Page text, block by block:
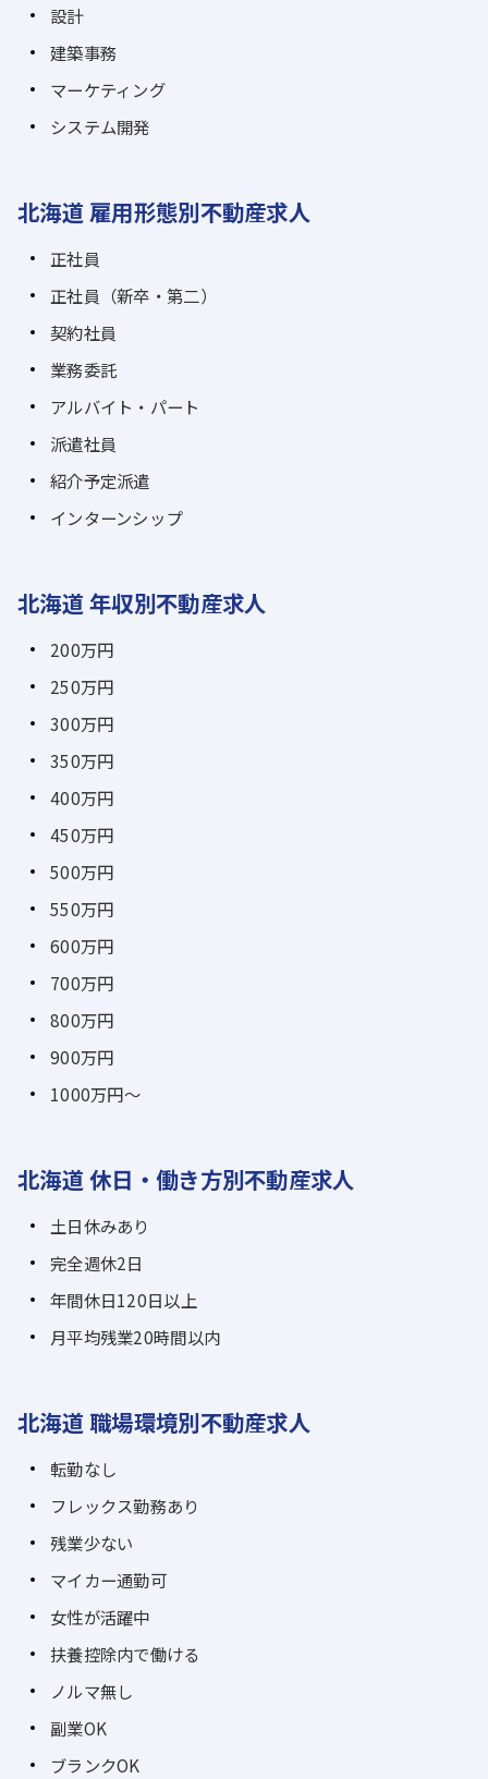
設計
建築事務
マーケティング
システム開発
北海道 雇用形態別不動産求人
正社員
正社員（新卒・第二）
契約社員
業務委託
アルバイト・パート
派遣社員
紹介予定派遣
インターンシップ
北海道 年収別不動産求人
200万円
250万円
300万円
350万円
400万円
450万円
500万円
550万円
600万円
700万円
800万円
900万円
1000万円～
北海道 休日・働き方別不動産求人
土日休みあり
完全週休2日
年間休日120日以上
月平均残業20時間以内
北海道 職場環境別不動産求人
転勤なし
フレックス勤務あり
残業少ない
マイカー通勤可
女性が活躍中
扶養控除内で働ける
ノルマ無し
副業OK
ブランクOK